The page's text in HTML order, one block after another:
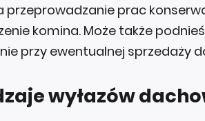
przeprowadzanie prac
komina. Może także
przy ewentualnej sprzedaży
wyłazów